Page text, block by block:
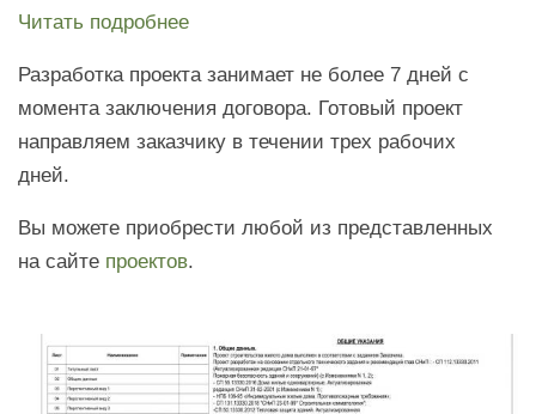
Читать подробнее
Разработка проекта занимает не более 7 дней с
момента заключения договора. Готовый проект
направляем заказчику в течении трех рабочих
дней.
Вы можете приобрести любой из представленных
на сайте проектов.